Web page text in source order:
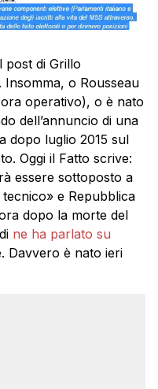
post di Grillo
. Insomma, o Rousseau
operativo), o è nato
dell’annuncio di una
dopo luglio 2015 sul
Oggi il Fatto scrive:
essere sottoposto a
e Repubblica
dopo la morte del
ne ha parlato su
Davvero è nato ieri